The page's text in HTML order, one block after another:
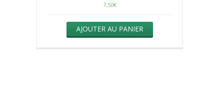
7,50€
AJOUTER AU PANIER